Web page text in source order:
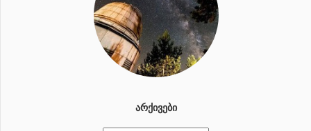
ᲐᲠᲥᲘᲕᲔᲑᲘ